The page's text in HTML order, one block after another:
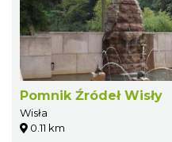
Pomnik Źródeł Wisły
Wisła
0.11 km